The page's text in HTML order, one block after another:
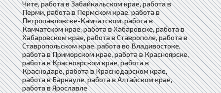
Чите, работа в Забайкальском крае, работа в
Перми, работа в Пермском крае, работа в
Петропавловске-Камчатском, работа в
Камчатском крае, работа в Хабаровске, работа в
Хабаровском крае, работа в Ставрополе, работа в
Ставропольском крае, работа во Владивостоке,
работа в Приморском крае, работа в Красноярске,
работа в Красноярском крае, работа в
Краснодаре, работа в Краснодарском крае,
работа в Барнауле, работа в Алтайском крае,
работа в Ярославле